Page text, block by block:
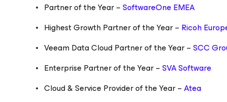
Partner of the Year –SoftwareOne EMEA
Highest Growth Partner of the Year – Ricoh
Veeam Data Cloud Partner of the Year –SCC
Enterprise Partner of the Year –SVA Software
Cloud & Service Provider of the Year –Atea